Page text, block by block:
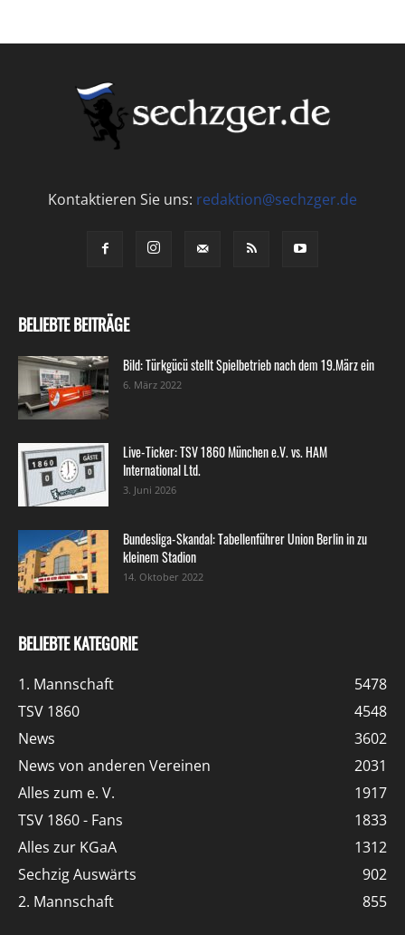
Kontaktieren Sie uns: redaktion@sechzger.de
BELIEBTE BEITRÄGE
Bild: Türkgücü stellt Spielbetrieb nach dem 19.März ein
6. März 2022
Live-Ticker: TSV 1860 München e.V. vs. HAM
International Ltd.
3. Juni 2026
Bundesliga-Skandal: Tabellenführer Union Berlin in zu
kleinem Stadion
14. Oktober 2022
BELIEBTE KATEGORIE
1. Mannschaft
5478
TSV 1860
4548
News
3602
News von anderen Vereinen
2031
Alles zum e. V.
1917
TSV 1860 - Fans
1833
Alles zur KGaA
1312
Sechzig Auswärts
902
2. Mannschaft
855